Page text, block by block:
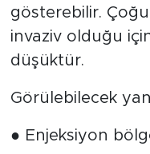
gösterebilir.
invaziv olduğu
düşüktür.
Görülebilecek
● Enjeksiyon